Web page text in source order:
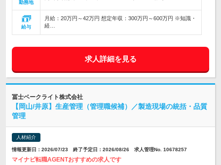
勤務地
給与
月給：20万円～42万円 想定年収：300万円～600万円 ※知識・
経…
求人詳細を見る
冨士ベークライト株式会社
【岡山/井原】生産管理（管理職候補）／製造現場の統括・品質
管理
人材紹介
情報更新日：2026/07/23 終了予定日：2026/08/26 求人管理No. 10678257
マイナビ転職AGENTおすすめの求人です